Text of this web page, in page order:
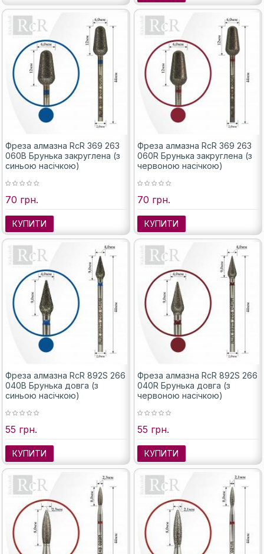
Фреза алмазна RcR 369 263
060B Брунька закруглена (з
синьою насічкою)
70 грн.
КУПИТИ
Фреза алмазна RcR 369 263
060R Брунька закруглена (з
червоною насічкою)
70 грн.
КУПИТИ
Фреза алмазна RcR 892S 266
040B Брунька довга (з
синьою насічкою)
55 грн.
КУПИТИ
Фреза алмазна RcR 892S 266
040R Брунька довга (з
червоною насічкою)
55 грн.
КУПИТИ